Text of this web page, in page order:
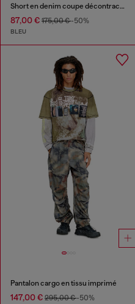
Short en denim coupe décontractée avec usures
87,00 € 175,00 €-50%
BLEU
Pantalon cargo en tissu imprimé
147,00 € 295,00 €-50%